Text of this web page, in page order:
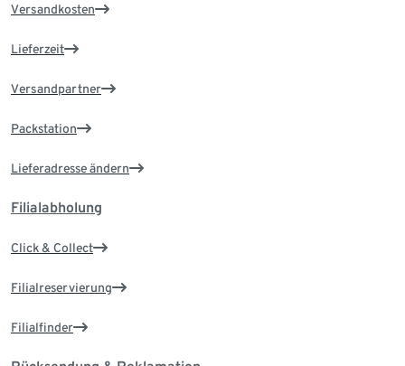
Versandkosten
Lieferzeit
Versandpartner
Packstation
Lieferadresse ändern
Filialabholung
Click & Collect
Filialreservierung
Filialfinder